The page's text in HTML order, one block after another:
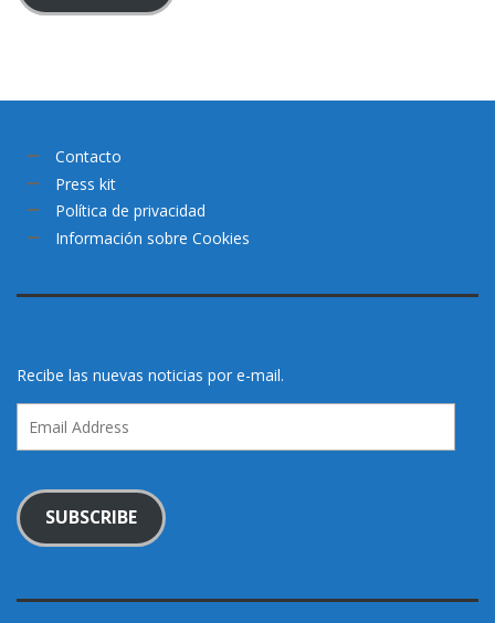
Contacto
Press kit
Política de privacidad
Información sobre Cookies
Recibe las nuevas noticias por e-mail.
Address
SUBSCRIBE